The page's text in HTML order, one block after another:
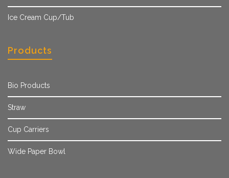
Ice Cream Cup/Tub
Products
Bio Products
Straw
Cup Carriers
Wide Paper Bowl